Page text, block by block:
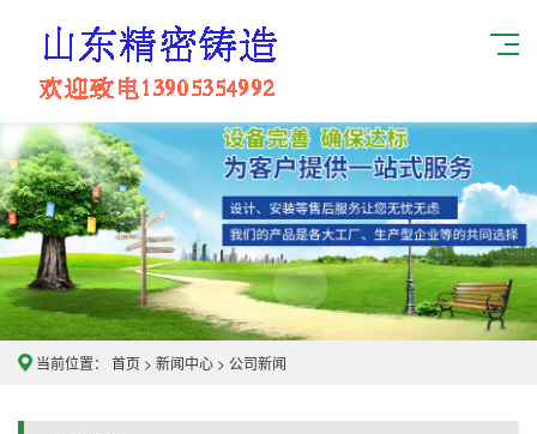
当前位置： 首页 > 新闻中心 > 公司新闻